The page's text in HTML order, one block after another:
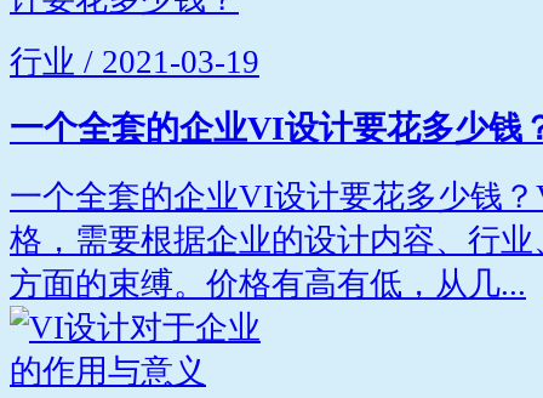
行业 / 2021-03-19
一个全套的企业VI设计要花多少钱
一个全套的企业VI设计要花多少钱
格，需要根据企业的设计内容、行
方面的束缚。价格有高有低，从几...